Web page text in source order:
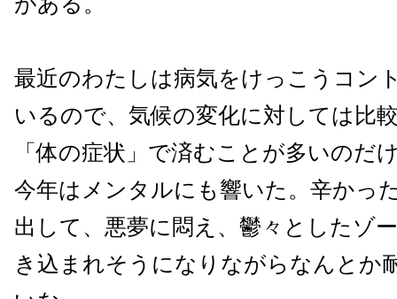
最近のわたしは病気をけっこうコン
いるので、気候の変化に対しては比
「体の症状」で済むことが多いのだ
今年はメンタルにも響いた。辛かっ
出して、悪夢に悶え、鬱々としたゾ
き込まれそうになりながらなんとか